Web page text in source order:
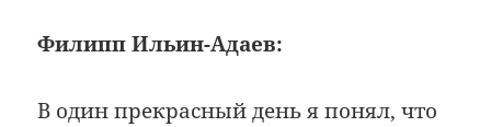
Филипп Ильин-Адаев:
В один прекрасный день я понял, что